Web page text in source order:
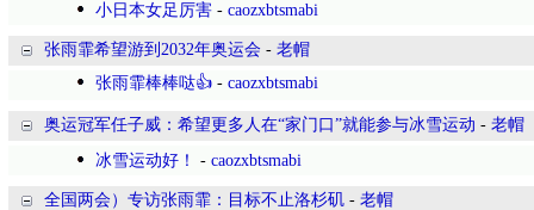
小日本女足厉害 - caozxbtsmabi
张雨霏希望游到2032年奥运会 - 老帽
张雨霏棒棒哒👍 - caozxbtsmabi
奥运冠军任子威：希望更多人在“家门口”就能参与冰雪运动 - 老帽
冰雪运动好！
- caozxbtsmabi
全国两会）专访张雨霏：目标不止洛杉矶 - 老帽